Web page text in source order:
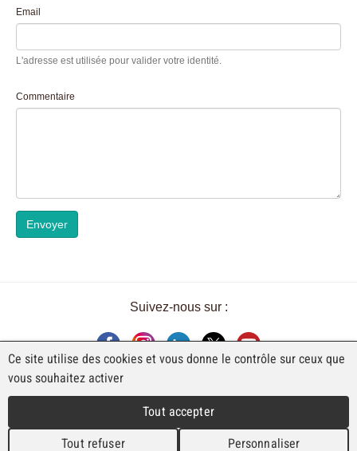
Email
L'adresse est utilisée pour valider votre identité.
Commentaire
Envoyer
Suivez-nous sur :
UNE EXPOSITION DE FAJI SA
Rue Industrielle 98
CH-2740 Moutier
T. +41 (0)32 492 70 10
Ce site utilise des cookies et vous donne le contrôle sur ceux que
vous souhaitez activer
Tout accepter
Tout refuser Personnaliser